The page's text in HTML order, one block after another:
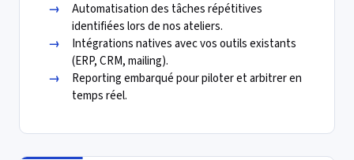
→
Automatisation des tâches répétitives
identifiées lors de nos ateliers.
→
Intégrations natives avec vos outils existants
(ERP, CRM, mailing).
→
Reporting embarqué pour piloter et arbitrer en
temps réel.